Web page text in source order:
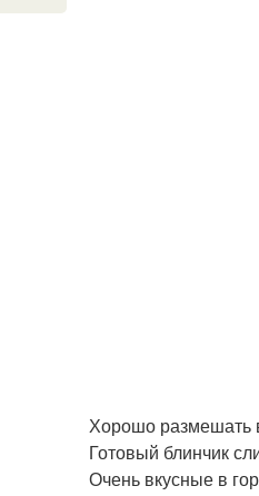
Хорошо размешать
Готовый блинчик
Очень вкусные в